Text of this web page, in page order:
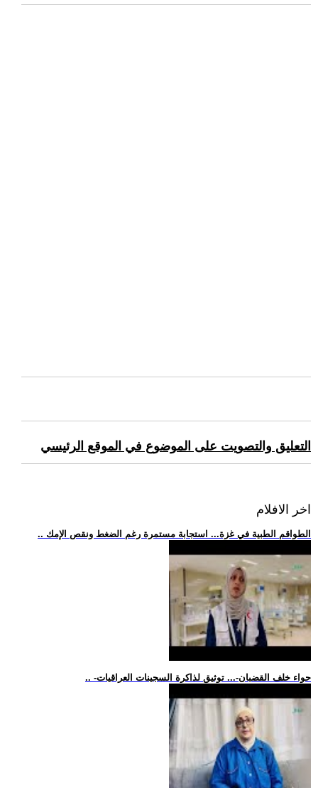
التعليق والتصويت على الموضوع في الموقع الرئيسي
اخر الافلام
.. الطواقم الطبية في غزة... استجابة مستمرة رغم الضغط ونقص الإمك
.. -حواء خلف القضبان-... توثيق لذاكرة السجينات العراقيات